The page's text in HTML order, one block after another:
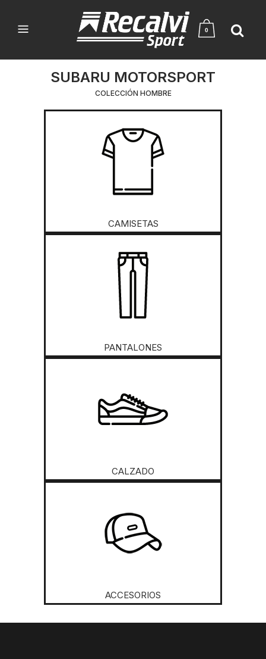
0
SUBARU MOTORSPORT
COLECCIÓN HOMBRE
CAMISETAS
PANTALONES
CALZADO
ACCESORIOS